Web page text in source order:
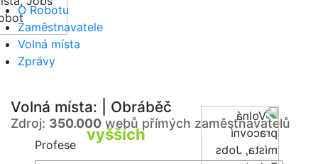
O Robotu
Zaměstnavatele
Volná místa
Zprávy
vyšších platů
webech zaměstnavatelů
Volná místa: | Obráběč
Zdroj: 350.000 webů přímých zaměstnavatelů
Profese